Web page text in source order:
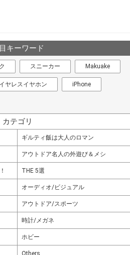
キーワード
スニーカー Makuake
ヤレスイヤホン iPhone
カテゴリ
ギルティ飯は大人のロマン
アウトドア名人の外遊び＆メシ
THE 5選
オーディオ/ビジュアル
アウトドア/スポーツ
時計/メガネ
ホビー